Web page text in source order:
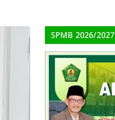
SPMB 2026/2027